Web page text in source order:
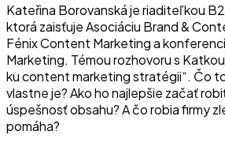
Kateřina Borovanská je riaditeľkou
ktorá zaisťuje Asociáciu Brand &
Fénix Content Marketing a
Marketing. Témou rozhovoru s
ku content marketing stratégii“. Čo
vlastne je? Ako ho najlepšie začať
úspešnosť obsahu? A čo robia firmy
pomáha?